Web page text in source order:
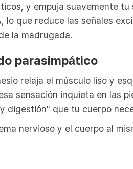
y empuja suavemente
lo que reduce las señales
la madrugada.
parasimpático
relaja el músculo liso y
sensación inquieta en las
digestión" que tu cuerpo
nervioso y el cuerpo al